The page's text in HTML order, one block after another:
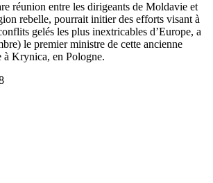
réunion entre les dirigeants de Moldavie et
rebelle, pourrait initier des efforts visant à
gelés les plus inextricables d’Europe, a
le premier ministre de cette ancienne
à Krynica, en Pologne.